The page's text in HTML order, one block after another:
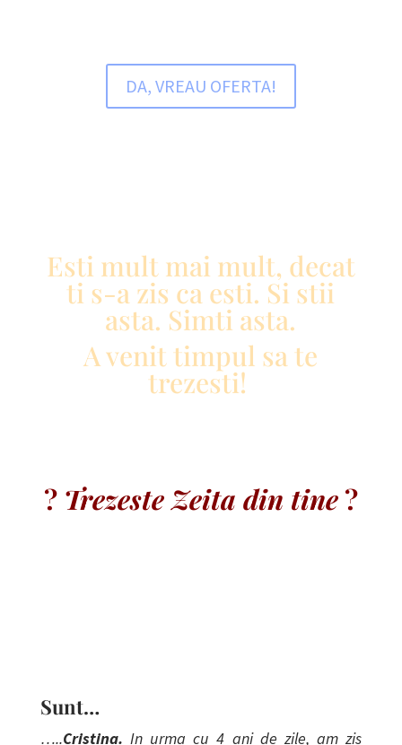
DA, VREAU OFERTA!
Esti mult mai mult, decat
ti s-a zis ca esti. Si stii
asta. Simti asta.
A venit timpul sa te
trezesti!
? Trezeste Zeita din tine?
Sunt…
…..Cristina. In urma cu 4 ani de zile, am zis